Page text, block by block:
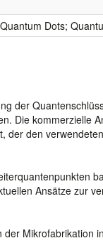
Dots;
der
Die kommerzielle
den
Ansätze zur
Mikrofabrikation